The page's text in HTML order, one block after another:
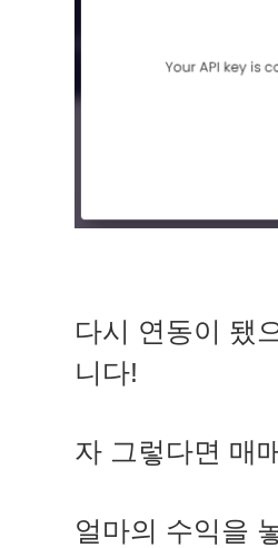
다시 연동이 됐
니다!
자 그렇다면 매
얼마의 수익을